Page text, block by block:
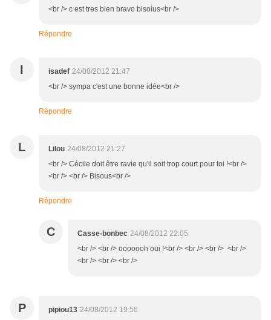
<br /> c est tres bien bravo bisoius<br />
Répondre
I isadef 24/08/2012 21:47
<br /> sympa c'est une bonne idée<br />
Répondre
L Lilou 24/08/2012 21:27
<br /> Cécile doit être ravie qu'il soit trop court pour toi !<br />
<br /> <br /> Bisous<br />
Répondre
C Casse-bonbec 24/08/2012 22:05
<br /> <br /> ooooooh oui !<br /> <br /> <br /> <br />
<br /> <br /> <br />
P pipiou13 24/08/2012 19:56